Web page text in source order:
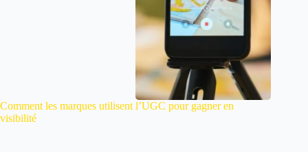
Comment les marques utilisent l’UGC pour gagner en
visibilité